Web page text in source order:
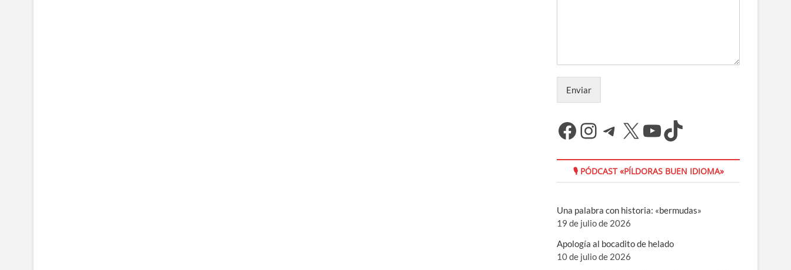
Enviar
Facebook
Instagram
Telegram
X YouTube
TikTok
🎙 PÓDCAST «PÍLDORAS BUEN IDIOMA»
Una palabra con historia: «bermudas»
19 de julio de 2026
Apología al bocadito de helado
10 de julio de 2026